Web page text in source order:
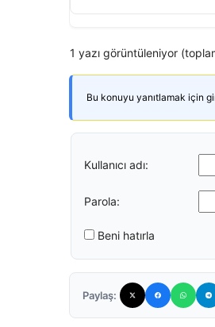
1 yazı görüntüleniyor
Bu konuyu yanıtlamak için
Kullanıcı adı:
Parola:
Beni hatırla
Paylaş: